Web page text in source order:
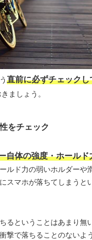
直前に必ずチェック
ましょう。
をチェック
自体の強度・ホールド
ルド力の弱いホルダーや
スマホが落ちてしまうと
るということはあまり無
撃で落ちることのないよ